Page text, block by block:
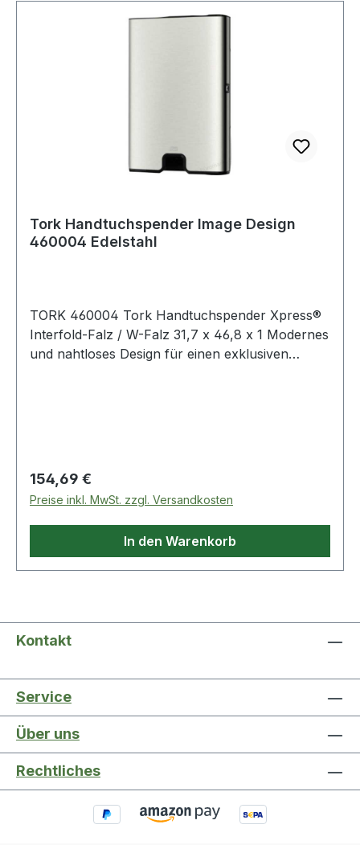
Tork Handtuchspender Image Design
460004 Edelstahl
TORK 460004 Tork Handtuchspender Xpress®
Interfold-Falz / W-Falz 31,7 x 46,8 x 1 Modernes
und nahtloses Design für einen exklusiven
Regulärer Preis:
154,69 €
Preise inkl. MwSt. zzgl. Versandkosten
In den Warenkorb
Kontakt
Service
Über uns
Rechtliches